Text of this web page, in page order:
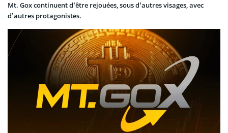
Mt. Gox continuent d’être rejouées, sous d’autres visages, avec
d’autres protagonistes.